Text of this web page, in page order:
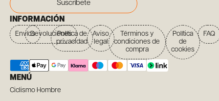
Suscríbete
INFORMACIÓN
EnvíosDevolucionesPolítica de
privacidad
Aviso
legal
Términos y
condiciones de
compra
Política
de
cookies
FAQ
MENÚ
Ciclismo Hombre